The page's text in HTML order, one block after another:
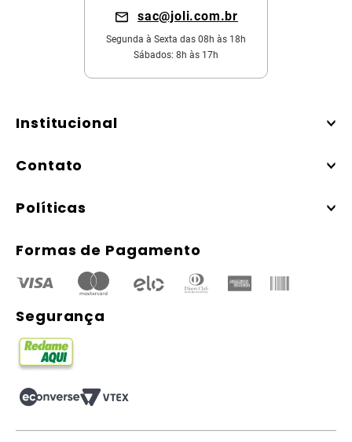
sac@joli.com.br
Segunda à Sexta das 08h às 18h
Sábados: 8h às 17h
Institucional
Contato
Políticas
Formas de Pagamento
Segurança